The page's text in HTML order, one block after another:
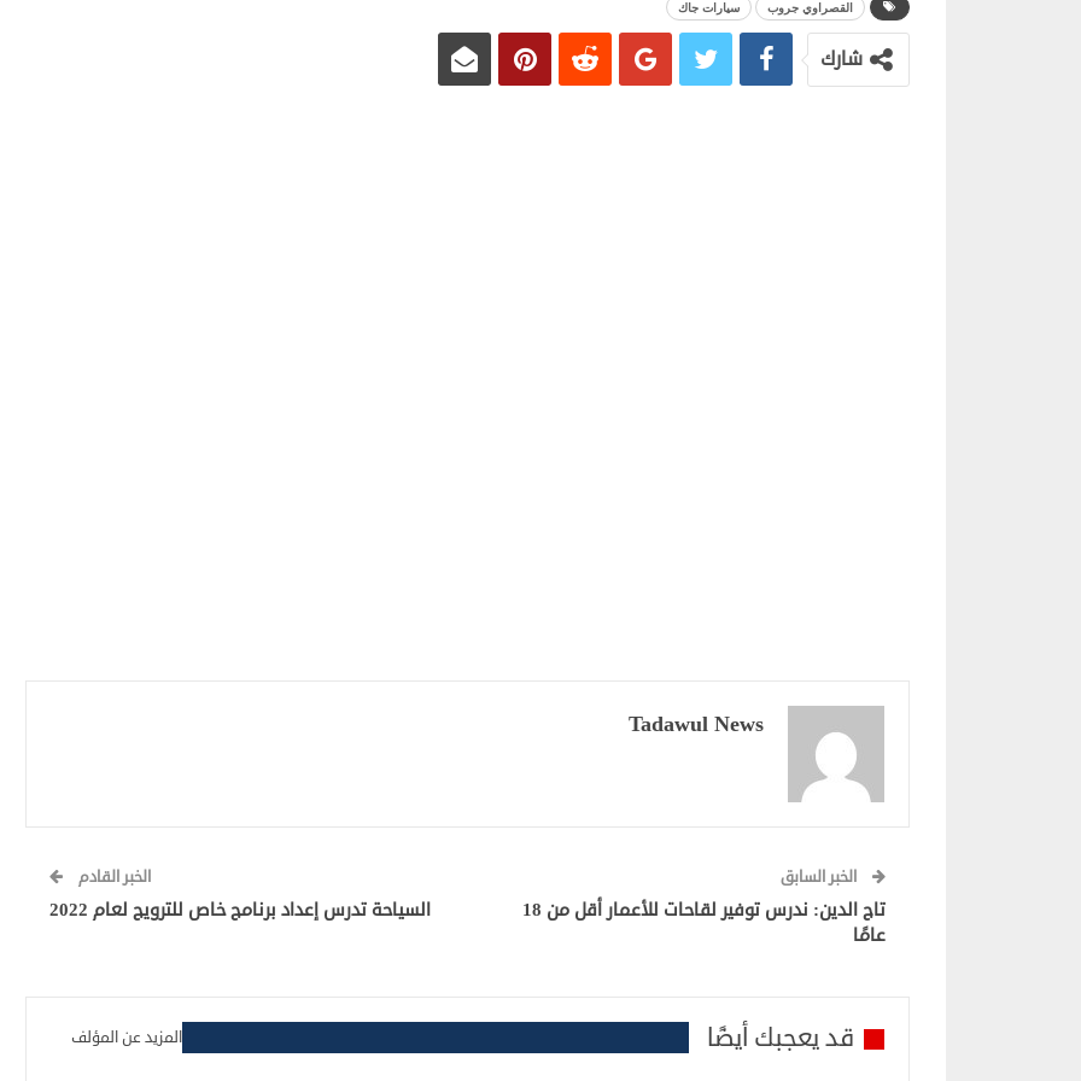
القصراوي جروب سيارات جاك
شارك
Tadawul News
الخبر السابق
تاج الدين: ندرس توفير لقاحات للأعمار أقل من 18
عامًا
الخبر القادم
السياحة تدرس إعداد برنامج خاص للترويج لعام 2022
قد يعجبك أيضًا المزيد عن المؤلف